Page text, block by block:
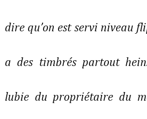
dire qu’on est servi niveau
a des timbrés partout
lubie du propriétaire du